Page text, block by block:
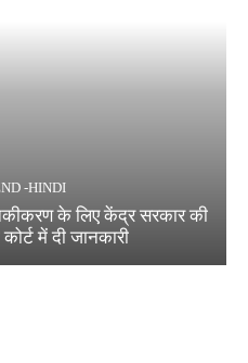
-HINDI
के लिए केंद्र सरकार की
में दी जानकारी